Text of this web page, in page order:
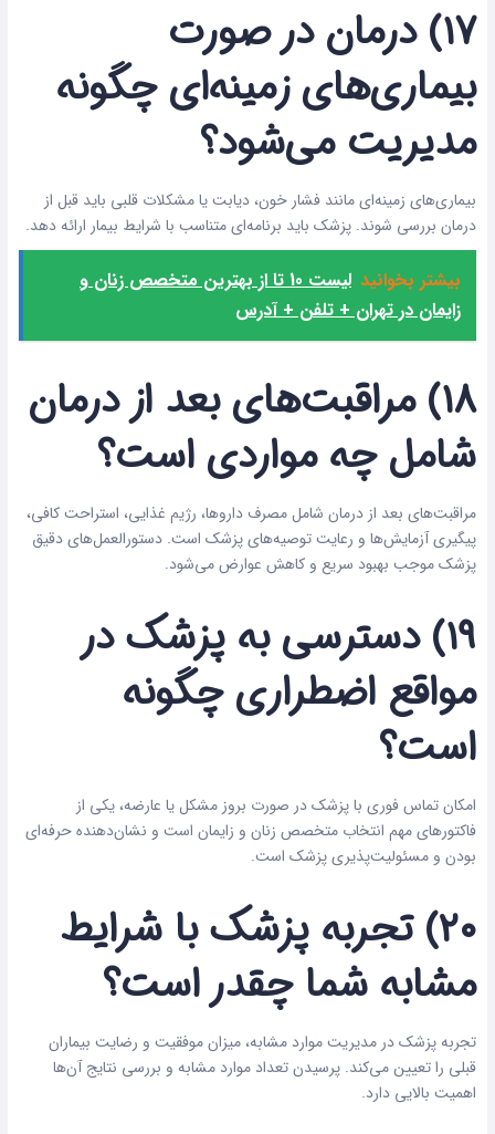
۱۷) درمان در صورت
بیماری‌های زمینه‌ای چگونه
مدیریت می‌شود؟
بیماری‌های زمینه‌ای مانند فشار خون، دیابت یا مشکلات قلبی باید قبل از
درمان بررسی شوند. پزشک باید برنامه‌ای متناسب با شرایط بیمار ارائه دهد.
بیشتر بخوانید
لیست 10 تا از بهترین متخصص زنان و
زایمان در تهران + تلفن + آدرس
۱۸) مراقبت‌های بعد از درمان
شامل چه مواردی است؟
مراقبت‌های بعد از درمان شامل مصرف داروها، رژیم غذایی، استراحت کافی،
پیگیری آزمایش‌ها و رعایت توصیه‌های پزشک است. دستورالعمل‌های دقیق
پزشک موجب بهبود سریع و کاهش عوارض می‌شود.
۱۹) دسترسی به پزشک در
مواقع اضطراری چگونه
است؟
امکان تماس فوری با پزشک در صورت بروز مشکل یا عارضه، یکی از
فاکتورهای مهم انتخاب متخصص زنان و زایمان است و نشان‌دهنده حرفه‌ای
بودن و مسئولیت‌پذیری پزشک است.
۲۰) تجربه پزشک با شرایط
مشابه شما چقدر است؟
تجربه پزشک در مدیریت موارد مشابه، میزان موفقیت و رضایت بیماران
قبلی را تعیین می‌کند. پرسیدن تعداد موارد مشابه و بررسی نتایج آن‌ها
اهمیت بالایی دارد.